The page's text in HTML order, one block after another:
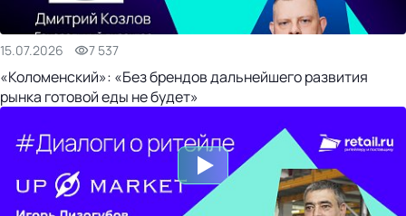
15.07.2026 7 537
«Коломенский»: «Без брендов дальнейшего развития
рынка готовой еды не будет»